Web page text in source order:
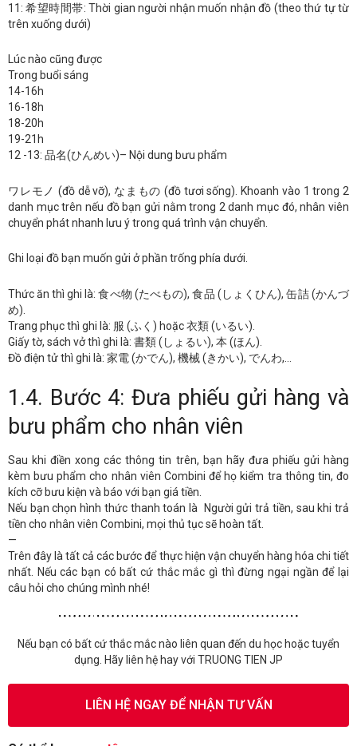
11: 希望時間帯: Thời gian người nhận muốn nhận đồ (theo thứ tự từ
trên xuống dưới)
Lúc nào cũng được
Trong buổi sáng
14-16h
16-18h
18-20h
19-21h
12 -13: 品名(ひんめい)– Nội dung bưu phẩm
ワレモノ (đồ dễ vỡ), なまもの (đồ tươi sống). Khoanh vào 1 trong 2
danh mục trên nếu đồ bạn gửi nằm trong 2 danh mục đó, nhân viên
chuyển phát nhanh lưu ý trong quá trình vận chuyển.
Ghi loại đồ bạn muốn gửi ở phần trống phía dưới.
Thức ăn thì ghi là: 食べ物 (たべもの), 食品 (しょくひん), 缶詰 (かんづ
め).
Trang phục thì ghi là: 服 (ふく) hoặc 衣類 (いるい).
Giấy tờ, sách vở thì ghi là: 書類 (しょるい), 本 (ほん).
Đồ điện tử thì ghi là: 家電 (かでん), 機械 (きかい), でんわ,…
1.4. Bước 4: Đưa phiếu gửi hàng và
bưu phẩm cho nhân viên
Sau khi điền xong các thông tin trên, bạn hãy đưa phiếu gửi hàng
kèm bưu phẩm cho nhân viên Combini để họ kiểm tra thông tin, đo
kích cỡ bưu kiện và báo với bạn giá tiền.
Nếu bạn chọn hình thức thanh toán là Người gửi trả tiền, sau khi trả
tiền cho nhân viên Combini, mọi thủ tục sẽ hoàn tất.
—
Trên đây là tất cả các bước để thực hiện vận chuyển hàng hóa chi tiết
nhất. Nếu các bạn có bất cứ thắc mắc gì thì đừng ngại ngần để lại
câu hỏi cho chúng mình nhé!
Nếu bạn có bất cứ thắc mắc nào liên quan đến du học hoặc tuyển
dụng. Hãy liên hệ hay với TRUONG TIEN JP
LIÊN HỆ NGAY ĐỂ NHẬN TƯ VẤN